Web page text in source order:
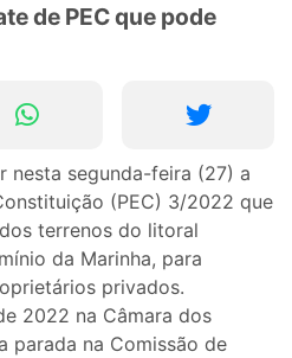
de PEC que pode
nesta segunda-feira (27) a
(PEC) 3/2022 que
terrenos do litoral
da Marinha, para
privados.
2022 na Câmara dos
parada na Comissão de